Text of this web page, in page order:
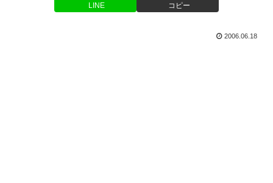
LINE コピー
2006.06.18